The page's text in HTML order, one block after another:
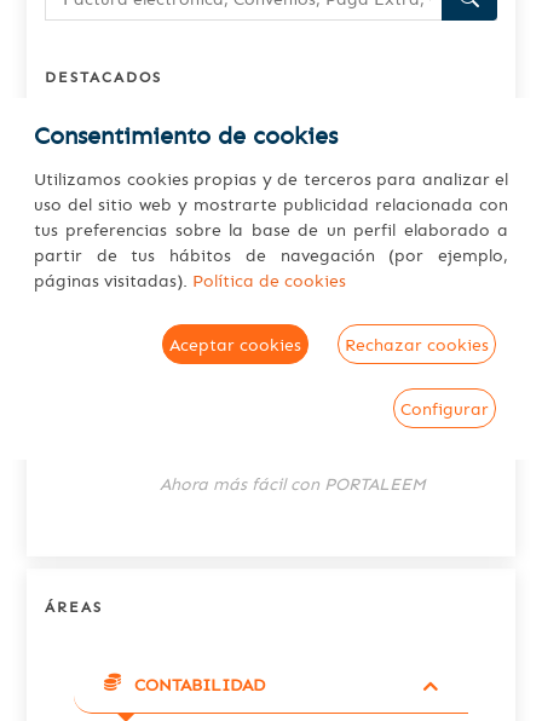
Consentimiento de cookies
Utilizamos cookies propias y de terceros para analizar el
uso del sitio web y mostrarte publicidad relacionada con
tus preferencias sobre la base de un perfil elaborado a
partir de tus hábitos de navegación (por ejemplo,
páginas visitadas). Política de cookies
Aceptar cookies Rechazar cookies
Configurar
DESTACADOS
Simplifica el Impuesto sobre Sociedades
Con el software CAISOC
NUVIA: la IA integrada en CAIFAC que
trabaja contigo
La IA que trabaja contigo
Ha terminado la campaña de la Renta,
¿y ahora qué?
Cambios en el registro horario. Envío
Ahora más fácil con PORTALEEM
ÁREAS
CONTABILIDAD